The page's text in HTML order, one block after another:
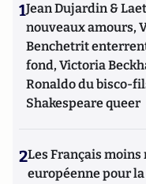
1Jean Dujardin &
nouveaux amours,
Benchetrit
fond, Victoria
Ronaldo du bisco-
Shakespeare queer
2Les Français
européenne pour